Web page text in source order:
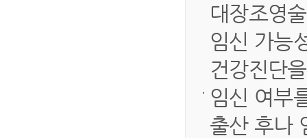
대장조영
임신 가능
건강진단
임신 여부
출산 후나